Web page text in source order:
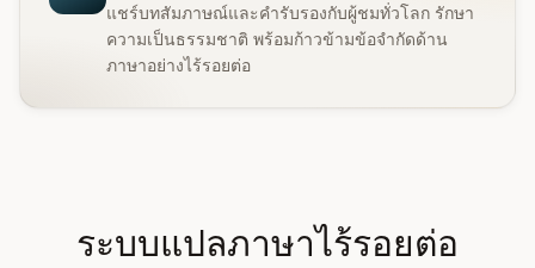
แชร์บทสัมภาษณ์และคำรับรองกับผู้ชมทั่วโลก รักษา
ความเป็นธรรมชาติ พร้อมก้าวข้ามข้อจำกัดด้าน
ภาษาอย่างไร้รอยต่อ
ระบบแปลภาษาไร้รอยต่อ